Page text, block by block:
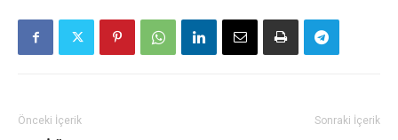
Önceki İçerik Sonraki İçerik